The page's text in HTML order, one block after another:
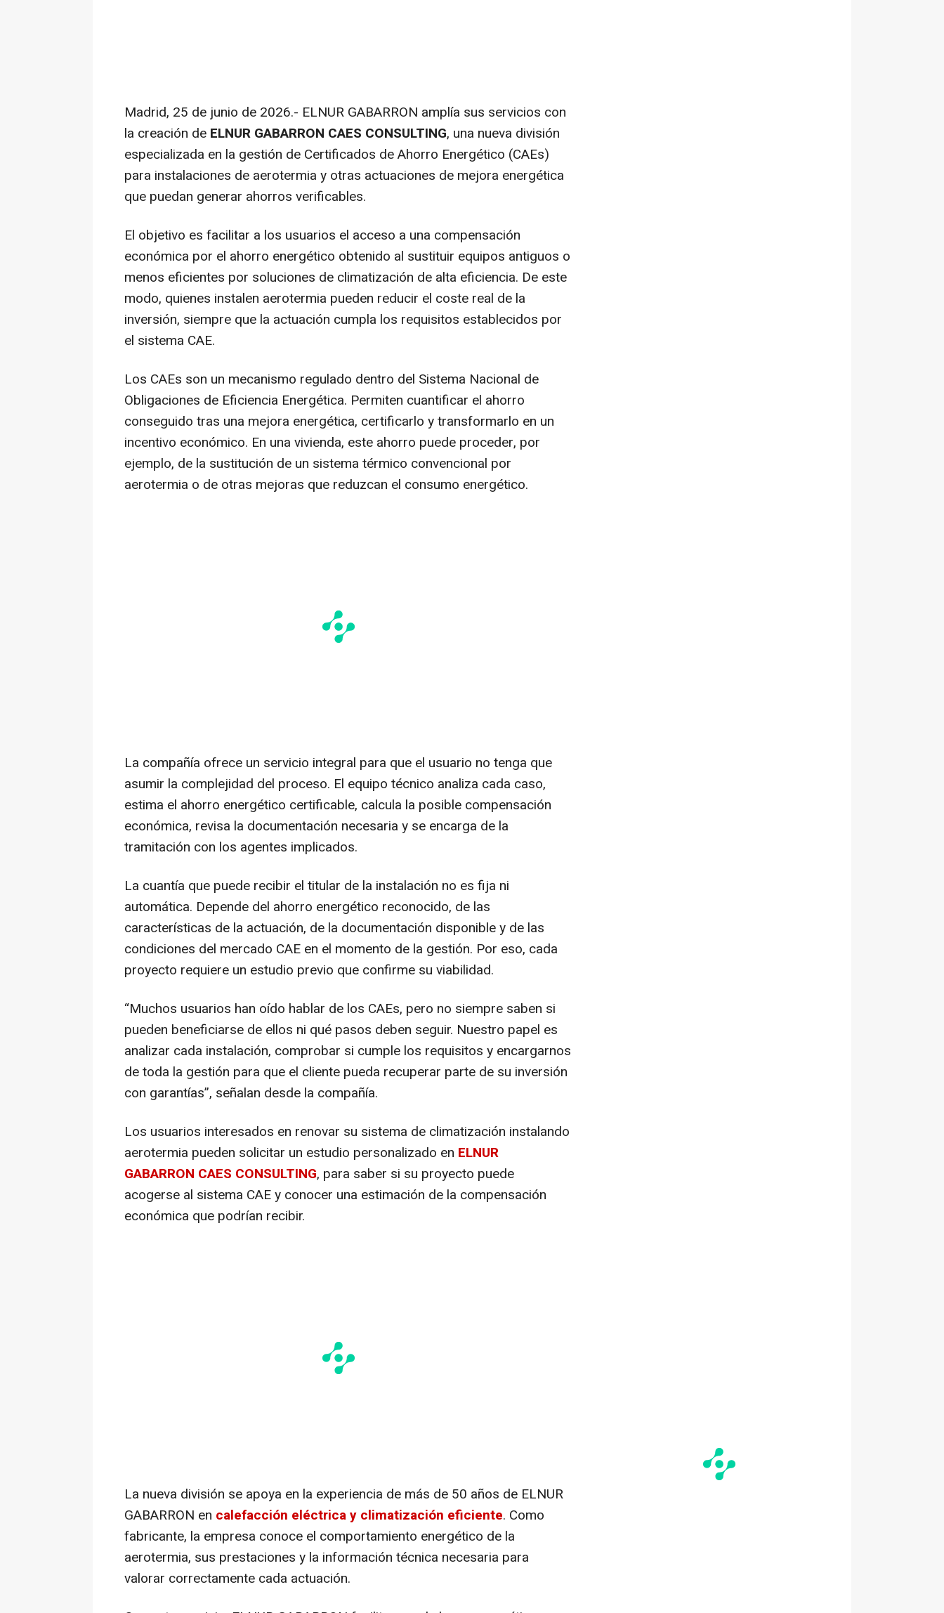
Madrid, 25 de junio de 2026.- ELNUR GABARRON amplía sus servicios con
la creación de ELNUR GABARRON CAES CONSULTING, una nueva división
especializada en la gestión de Certificados de Ahorro Energético (CAEs)
para instalaciones de aerotermia y otras actuaciones de mejora energética
que puedan generar ahorros verificables.
El objetivo es facilitar a los usuarios el acceso a una compensación
económica por el ahorro energético obtenido al sustituir equipos antiguos o
menos eficientes por soluciones de climatización de alta eficiencia. De este
modo, quienes instalen aerotermia pueden reducir el coste real de la
inversión, siempre que la actuación cumpla los requisitos establecidos por
el sistema CAE.
Los CAEs son un mecanismo regulado dentro del Sistema Nacional de
Obligaciones de Eficiencia Energética. Permiten cuantificar el ahorro
conseguido tras una mejora energética, certificarlo y transformarlo en un
incentivo económico. En una vivienda, este ahorro puede proceder, por
ejemplo, de la sustitución de un sistema térmico convencional por
aerotermia o de otras mejoras que reduzcan el consumo energético.
La compañía ofrece un servicio integral para que el usuario no tenga que
asumir la complejidad del proceso. El equipo técnico analiza cada caso,
estima el ahorro energético certificable, calcula la posible compensación
económica, revisa la documentación necesaria y se encarga de la
tramitación con los agentes implicados.
La cuantía que puede recibir el titular de la instalación no es fija ni
automática. Depende del ahorro energético reconocido, de las
características de la actuación, de la documentación disponible y de las
condiciones del mercado CAE en el momento de la gestión. Por eso, cada
proyecto requiere un estudio previo que confirme su viabilidad.
“Muchos usuarios han oído hablar de los CAEs, pero no siempre saben si
pueden beneficiarse de ellos ni qué pasos deben seguir. Nuestro papel es
analizar cada instalación, comprobar si cumple los requisitos y encargarnos
de toda la gestión para que el cliente pueda recuperar parte de su inversión
con garantías”, señalan desde la compañía.
Los usuarios interesados en renovar su sistema de climatización instalando
aerotermia pueden solicitar un estudio personalizado en ELNUR
GABARRON CAES CONSULTING, para saber si su proyecto puede
acogerse al sistema CAE y conocer una estimación de la compensación
económica que podrían recibir.
La nueva división se apoya en la experiencia de más de 50 años de ELNUR
GABARRON en calefacción eléctrica y climatización eficiente. Como
fabricante, la empresa conoce el comportamiento energético de la
aerotermia, sus prestaciones y la información técnica necesaria para
valorar correctamente cada actuación.